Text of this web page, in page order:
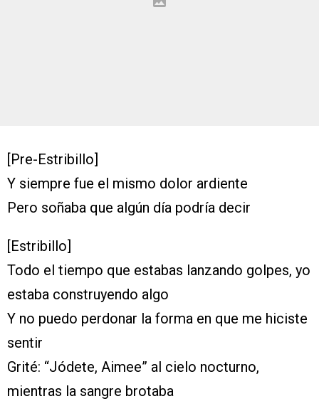
[Pre-Estribillo]
Y siempre fue el mismo dolor ardiente
Pero soñaba que algún día podría decir
[Estribillo]
Todo el tiempo que estabas lanzando golpes, yo
estaba construyendo algo
Y no puedo perdonar la forma en que me hiciste
sentir
Grité: “Jódete, Aimee” al ciеlo nocturno,
mientras la sangre brotaba